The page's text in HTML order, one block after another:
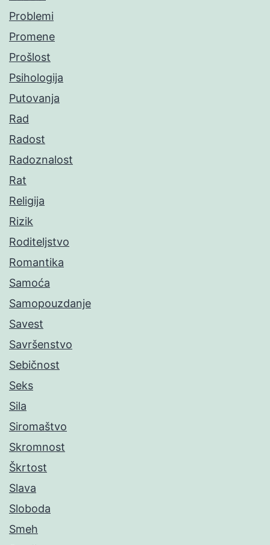
Problemi
Promene
Prošlost
Psihologija
Putovanja
Rad
Radost
Radoznalost
Rat
Religija
Rizik
Roditeljstvo
Romantika
Samoća
Samopouzdanje
Savest
Savršenstvo
Sebičnost
Seks
Sila
Siromaštvo
Skromnost
Škrtost
Slava
Sloboda
Smeh